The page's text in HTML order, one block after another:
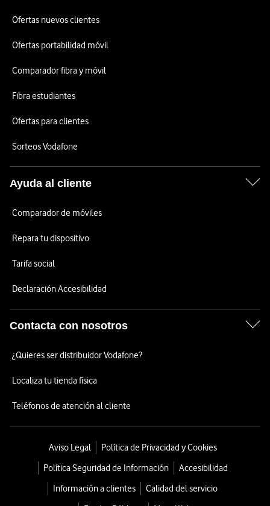
Ofertas nuevos clientes
Ofertas portabilidad móvil
Comparador fibra y móvil
Fibra estudiantes
Ofertas para clientes
Sorteos Vodafone
Ayuda al cliente
Comparador de móviles
Repara tu dispositivo
Tarifa social
Declaración Accesibilidad
Contacta con nosotros
¿Quieres ser distribuidor Vodafone?
Localiza tu tienda física
Teléfonos de atención al cliente
Aviso Legal
Política de Privacidad y Cookies
Política Seguridad de Información
Accesibilidad
Información a clientes
Calidad del servicio